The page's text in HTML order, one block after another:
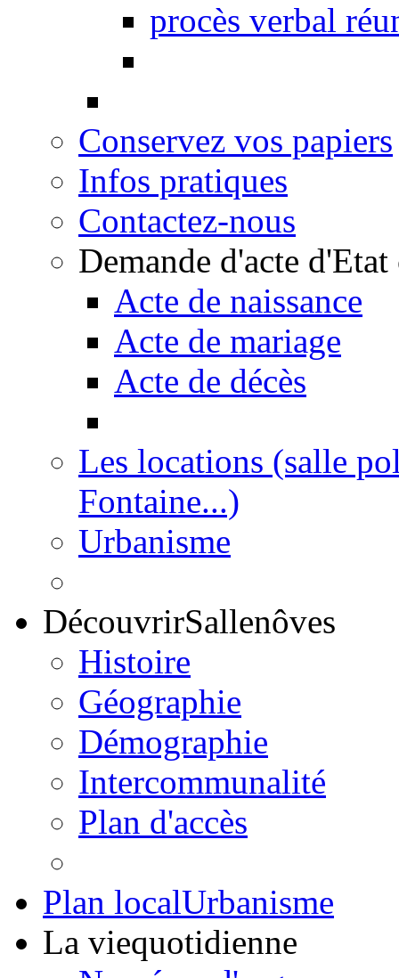
procès verbal
Conservez vos papiers
Infos pratiques
Contactez-nous
Demande d'acte
Acte de naissance
Acte de mariage
Acte de décès
Les locations (salle
Fontaine...)
Urbanisme
DécouvrirSallenôves
Histoire
Géographie
Démographie
Intercommunalité
Plan d'accès
Plan localUrbanisme
La viequotidienne